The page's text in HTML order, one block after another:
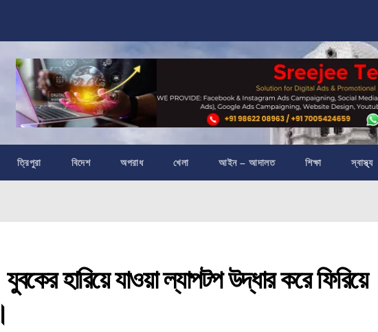
ত্রিপুরা বিদেশ অপরাধ খেলা আইন – আদালত শিক্ষা স্বাস্থ্য
হারিয়ে যাওয়া ল্যাপটপ উদ্ধার করে ফিরিয়ে